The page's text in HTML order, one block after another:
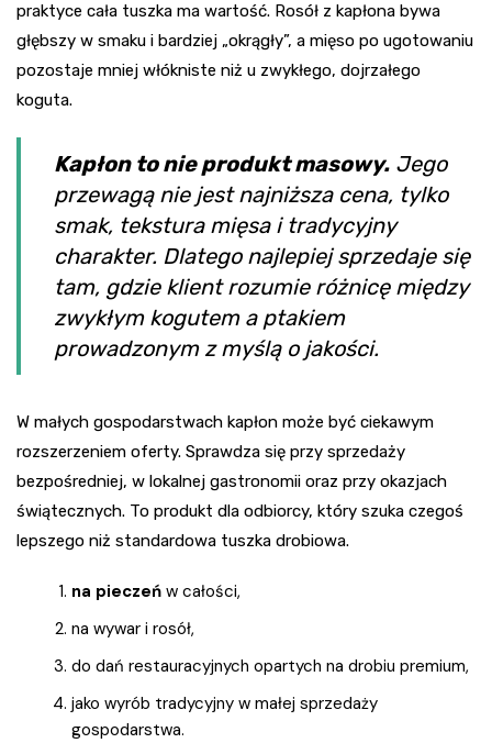
praktyce cała tuszka ma wartość. Rosół z kapłona bywa
głębszy w smaku i bardziej „okrągły”, a mięso po ugotowaniu
pozostaje mniej włókniste niż u zwykłego, dojrzałego
koguta.
Kapłon to nie produkt masowy. Jego
przewagą nie jest najniższa cena, tylko
smak, tekstura mięsa i tradycyjny
charakter. Dlatego najlepiej sprzedaje się
tam, gdzie klient rozumie różnicę między
zwykłym kogutem a ptakiem
prowadzonym z myślą o jakości.
W małych gospodarstwach kapłon może być ciekawym
rozszerzeniem oferty. Sprawdza się przy sprzedaży
bezpośredniej, w lokalnej gastronomii oraz przy okazjach
świątecznych. To produkt dla odbiorcy, który szuka czegoś
lepszego niż standardowa tuszka drobiowa.
na pieczeń w całości,
na wywar i rosół,
do dań restauracyjnych opartych na drobiu premium,
jako wyrób tradycyjny w małej sprzedaży
gospodarstwa.